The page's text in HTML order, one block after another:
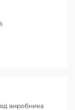
виробника